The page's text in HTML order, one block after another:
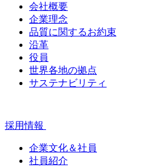
会社概要
企業理念
品質に関するお約束
沿革
役員
世界各地の拠点
サステナビリティ
採用情報
企業文化＆社員
社員紹介